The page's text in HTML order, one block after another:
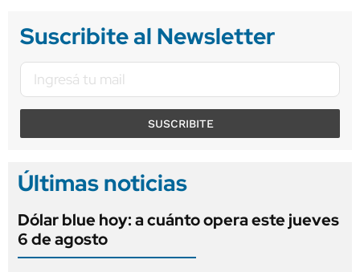
Suscribite al Newsletter
SUSCRIBITE
Últimas noticias
Dólar blue hoy: a cuánto opera este jueves
6 de agosto